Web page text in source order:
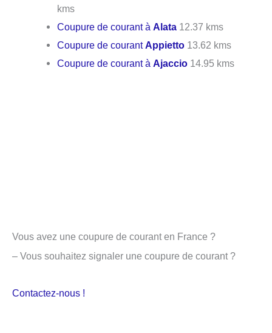
kms
Coupure de courant à Alata 12.37 kms
Coupure de courant Appietto 13.62 kms
Coupure de courant à Ajaccio 14.95 kms
Vous avez une coupure de courant en France ?
– Vous souhaitez signaler une coupure de courant ?
Contactez-nous !